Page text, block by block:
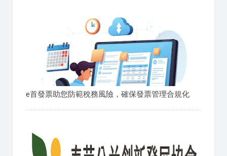
e首發票助您防範稅務風險，確保發票管理合規化